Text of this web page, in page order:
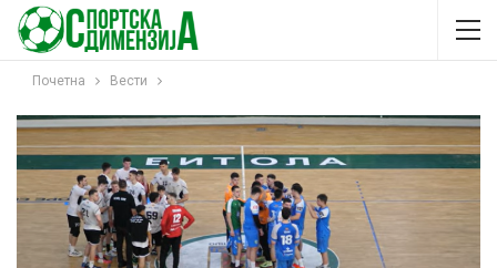
Почетна Вести